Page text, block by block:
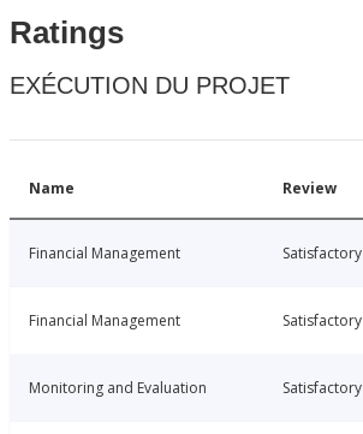
Ratings
EXÉCUTION DU PROJET
Name Review
Financial Management Satisfactory
Financial Management Satisfactory
Monitoring and Evaluation Satisfactory